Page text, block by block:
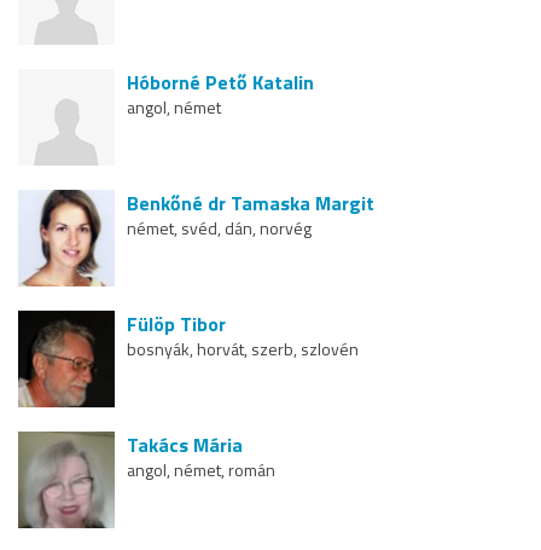
Hóborné Pető Katalin
angol, német
Benkőné dr Tamaska Margit
német, svéd, dán, norvég
Fülöp Tibor
bosnyák, horvát, szerb, szlovén
Takács Mária
angol, német, román